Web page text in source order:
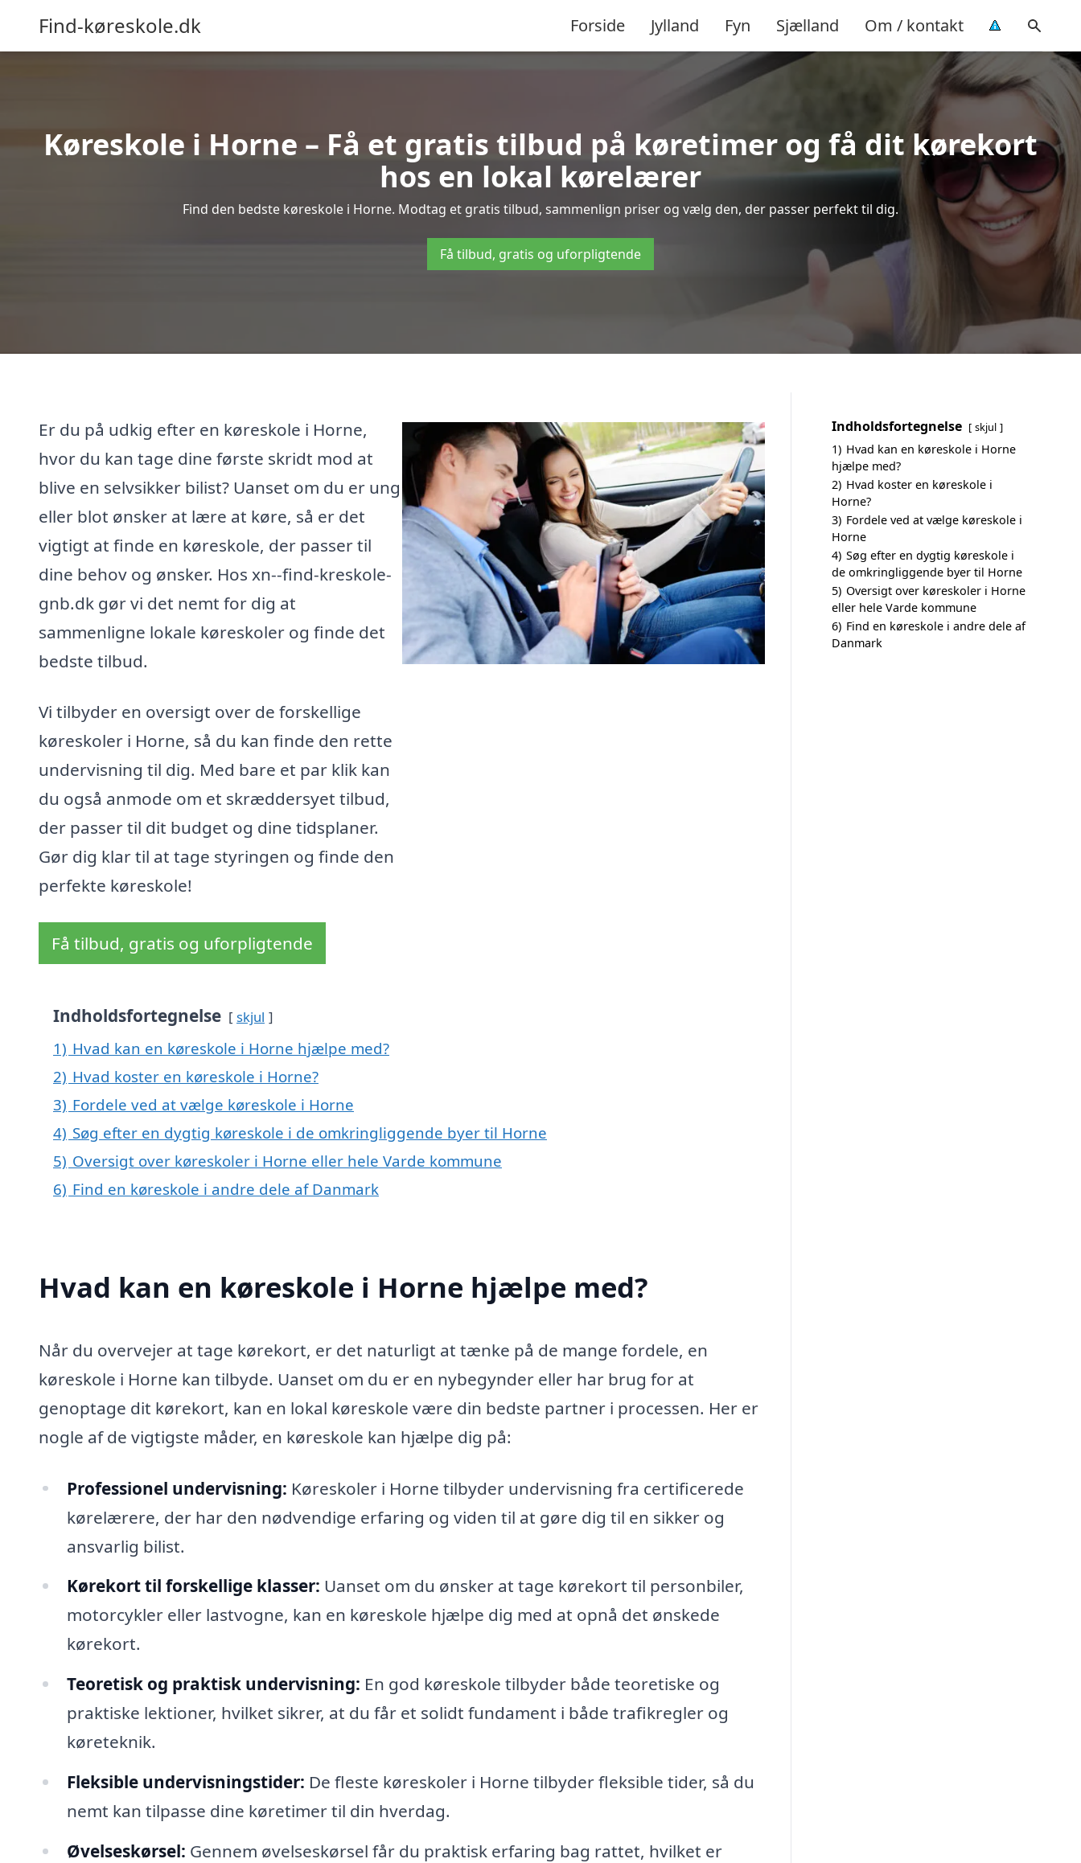
Find-køreskole.dk Forside Jylland Fyn Sjælland Om / kontakt
Køreskole i Horne – Få et gratis tilbud på køretimer og få dit kørekort
hos en lokal kørelærer
Find den bedste køreskole i Horne. Modtag et gratis tilbud, sammenlign priser og vælg den, der passer perfekt til dig.
Få tilbud, gratis og uforpligtende
Er du på udkig efter en køreskole i Horne,
hvor du kan tage dine første skridt mod at
blive en selvsikker bilist? Uanset om du er ung
eller blot ønsker at lære at køre, så er det
vigtigt at finde en køreskole, der passer til
dine behov og ønsker. Hos xn--find-kreskole-
gnb.dk gør vi det nemt for dig at
sammenligne lokale køreskoler og finde det
bedste tilbud.
Vi tilbyder en oversigt over de forskellige
køreskoler i Horne, så du kan finde den rette
undervisning til dig. Med bare et par klik kan
du også anmode om et skræddersyet tilbud,
der passer til dit budget og dine tidsplaner.
Gør dig klar til at tage styringen og finde den
perfekte køreskole!
Få tilbud, gratis og uforpligtende
Indholdsfortegnelse skjul
1) Hvad kan en køreskole i Horne hjælpe med?
2) Hvad koster en køreskole i Horne?
3) Fordele ved at vælge køreskole i Horne
4) Søg efter en dygtig køreskole i de omkringliggende byer til Horne
5) Oversigt over køreskoler i Horne eller hele Varde kommune
6) Find en køreskole i andre dele af Danmark
Hvad kan en køreskole i Horne hjælpe med?
Når du overvejer at tage kørekort, er det naturligt at tænke på de mange fordele, en
køreskole i Horne kan tilbyde. Uanset om du er en nybegynder eller har brug for at
genoptage dit kørekort, kan en lokal køreskole være din bedste partner i processen. Her er
nogle af de vigtigste måder, en køreskole kan hjælpe dig på:
Professionel undervisning: Køreskoler i Horne tilbyder undervisning fra certificerede
kørelærere, der har den nødvendige erfaring og viden til at gøre dig til en sikker og
ansvarlig bilist.
Kørekort til forskellige klasser: Uanset om du ønsker at tage kørekort til personbiler,
motorcykler eller lastvogne, kan en køreskole hjælpe dig med at opnå det ønskede
kørekort.
Teoretisk og praktisk undervisning: En god køreskole tilbyder både teoretiske og
praktiske lektioner, hvilket sikrer, at du får et solidt fundament i både trafikregler og
køreteknik.
Fleksible undervisningstider: De fleste køreskoler i Horne tilbyder fleksible tider, så du
nemt kan tilpasse dine køretimer til din hverdag.
Øvelseskørsel: Gennem øvelseskørsel får du praktisk erfaring bag rattet, hvilket er
Indholdsfortegnelse skjul
1) Hvad kan en køreskole i Horne
hjælpe med?
2) Hvad koster en køreskole i
Horne?
3) Fordele ved at vælge køreskole i
Horne
4) Søg efter en dygtig køreskole i
de omkringliggende byer til Horne
5) Oversigt over køreskoler i Horne
eller hele Varde kommune
6) Find en køreskole i andre dele af
Danmark